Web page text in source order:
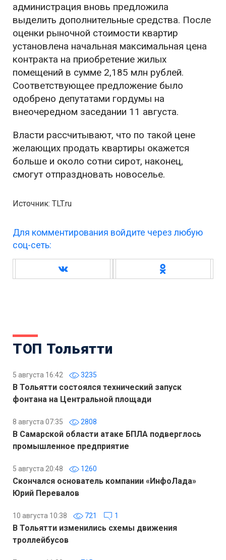
администрация вновь предложила
выделить дополнительные средства. После
оценки рыночной стоимости квартир
установлена начальная максимальная цена
контракта на приобретение жилых
помещений в сумме 2,185 млн рублей.
Соответствующее предложение было
одобрено депутатами гордумы на
внеочередном заседании 11 августа.
Власти рассчитывают, что по такой цене
желающих продать квартиры окажется
больше и около сотни сирот, наконец,
смогут отпраздновать новоселье.
Источник: TLT.ru
Для комментирования войдите через любую
соц-сеть:
ТОП Тольятти
5 августа 16:42 3235
В Тольятти состоялся технический запуск
фонтана на Центральной площади
8 августа 07:35 2808
В Самарской области атаке БПЛА подверглось
промышленное предприятие
5 августа 20:48 1260
Скончался основатель компании «ИнфоЛада»
Юрий Перевалов
10 августа 10:38 721 1
В Тольятти изменились схемы движения
троллейбусов